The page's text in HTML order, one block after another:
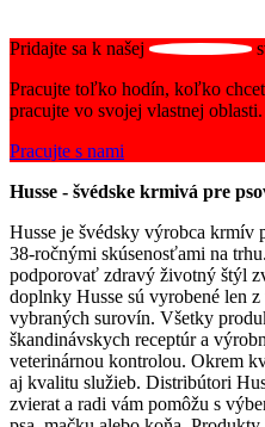
Pridajte sa k našej
Pracujte toľko hodín, koľko
pracujte vo svojej vlastnej oblasti.
Pracujte s nami
Husse - švédske krmivá pre
Husse je švédsky výrobca krmív
38-ročnými skúsenosťami na
podporovať zdravý životný štýl
doplnky Husse sú vyrobené len
vybraných surovín. Všetky
škandinávskych receptúr a
veterinárnou kontrolou. Okrem
aj kvalitu služieb. Distribútori
zvierat a radi vám pomôžu s